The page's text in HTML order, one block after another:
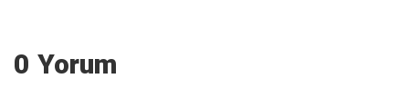
0 Yorum